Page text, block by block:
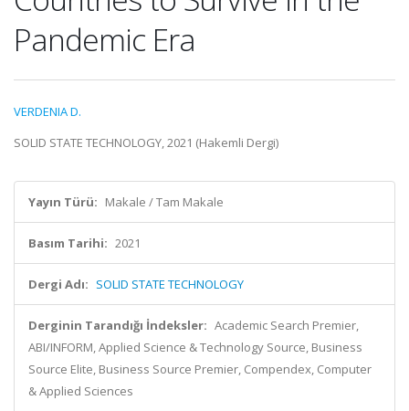
Pandemic Era
VERDENIA D.
SOLID STATE TECHNOLOGY, 2021 (Hakemli Dergi)
Yayın Türü: Makale / Tam Makale
Basım Tarihi: 2021
Dergi Adı: SOLID STATE TECHNOLOGY
Derginin Tarandığı İndeksler: Academic Search Premier,
ABI/INFORM, Applied Science & Technology Source, Business
Source Elite, Business Source Premier, Compendex, Computer
& Applied Sciences